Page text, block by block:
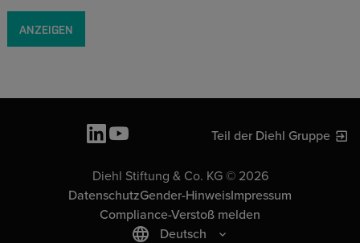
ANZEIGEN
Teil der Diehl Gruppe
Diehl Stiftung & Co. KG © 2026
DatenschutzGender-HinweisImpressum
Compliance-Verstoß melden
Deutsch